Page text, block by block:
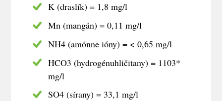
K (draslík) = 1,8 mg/l
Mn (mangán) = 0,11 mg/l
NH4 (amónne ióny) = < 0,65 mg/l
HCO3 (hydrogénuhličitany) = 1103*
mg/l
SO4 (sírany) = 33,1 mg/l